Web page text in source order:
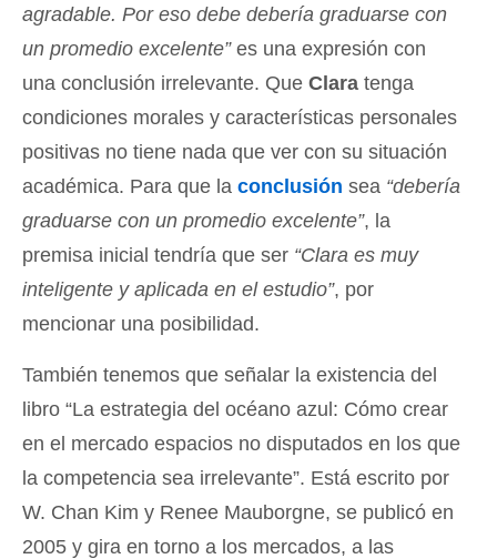
agradable. Por eso debe debería graduarse con
un promedio excelente”es una expresión con
una conclusión irrelevante. Que Clara tenga
condiciones morales y características personales
positivas no tiene nada que ver con su situación
académica. Para que la conclusión sea “debería
graduarse con un promedio excelente”, la
premisa inicial tendría que ser “Clara es muy
inteligente y aplicada en el estudio”, por
mencionar una posibilidad.
También tenemos que señalar la existencia del
libro “La estrategia del océano azul: Cómo crear
en el mercado espacios no disputados en los que
la competencia sea irrelevante”. Está escrito por
W. Chan Kim y Renee Mauborgne, se publicó en
2005 y gira en torno a los mercados, a las